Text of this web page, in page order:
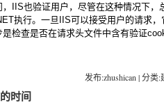
IIS也验证用户，尽管在这种情况下，
执行。一旦IIS可以接受用户的请求
是检查是否在请求头文件中含有验证
发布:zhushican | 分类
时间